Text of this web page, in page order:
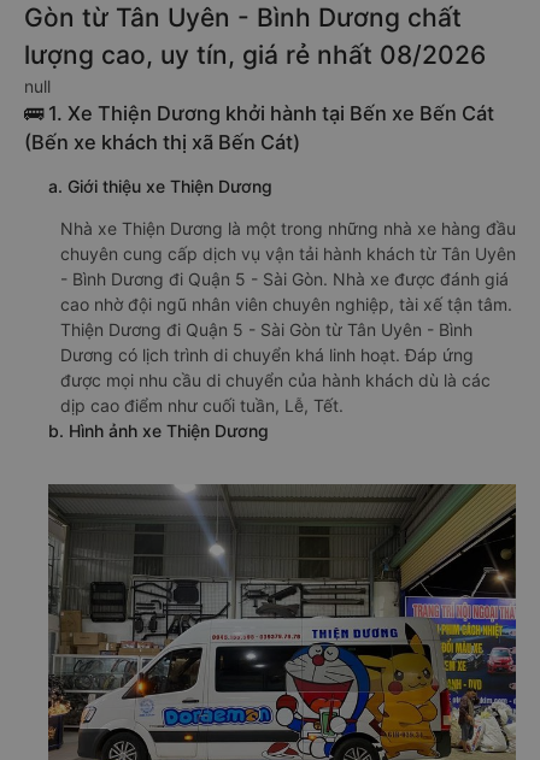
Gòn từ Tân Uyên - Bình Dương chất
lượng cao, uy tín, giá rẻ nhất 08/2026
null
🚌 1. Xe Thiện Dương khởi hành tại Bến xe Bến Cát
(Bến xe khách thị xã Bến Cát)
a. Giới thiệu xe Thiện Dương
Nhà xe Thiện Dương là một trong những nhà xe hàng đầu
chuyên cung cấp dịch vụ vận tải hành khách từ Tân Uyên
- Bình Dương đi Quận 5 - Sài Gòn. Nhà xe được đánh giá
cao nhờ đội ngũ nhân viên chuyên nghiệp, tài xế tận tâm.
Thiện Dương đi Quận 5 - Sài Gòn từ Tân Uyên - Bình
Dương có lịch trình di chuyển khá linh hoạt. Đáp ứng
được mọi nhu cầu di chuyển của hành khách dù là các
dịp cao điểm như cuối tuần, Lễ, Tết.
b. Hình ảnh xe Thiện Dương